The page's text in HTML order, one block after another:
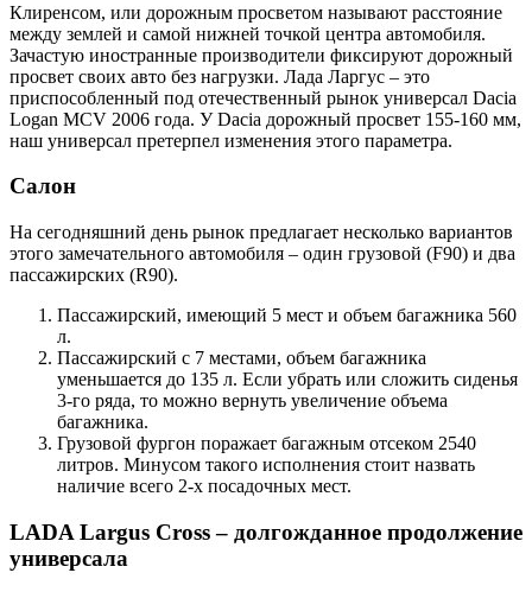
Клиренсом, или дорожным просветом называют расстояние
между землей и самой нижней точкой центра автомобиля.
Зачастую иностранные производители фиксируют дорожный
просвет своих авто без нагрузки. Лада Ларгус – это
приспособленный под отечественный рынок универсал Dacia
Logan MCV 2006 года. У Dacia дорожный просвет 155-160 мм,
наш универсал претерпел изменения этого параметра.
Салон
На сегодняшний день рынок предлагает несколько вариантов
этого замечательного автомобиля – один грузовой (F90) и два
пассажирских (R90).
Пассажирский, имеющий 5 мест и объем багажника 560
л.
Пассажирский с 7 местами, объем багажника
уменьшается до 135 л. Если убрать или сложить сиденья
3-го ряда, то можно вернуть увеличение объема
багажника.
Грузовой фургон поражает багажным отсеком 2540
литров. Минусом такого исполнения стоит назвать
наличие всего 2-х посадочных мест.
LADA Largus Cross – долгожданное продолжение
универсала